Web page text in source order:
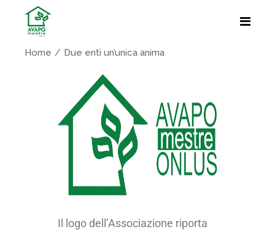
Home Due enti un’unica anima
Il logo dell’Associazione riporta